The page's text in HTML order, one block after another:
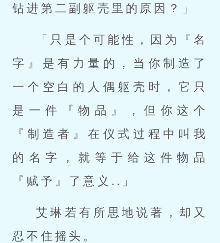
钻进第二副躯壳里的原因？」
「只是个可能性，因为『名
字』是有力量的，当你制造了
一个空白的人偶躯壳时，它只
是一件『物品』，但你这个
『制造者』在仪式过程中叫我
的名字，就等于给这件物品
『赋予』了意义..」
艾琳若有所思地说著，却又
忍不住摇头。